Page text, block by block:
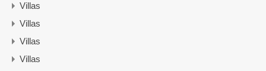
Villas
Villas
Villas
Villas